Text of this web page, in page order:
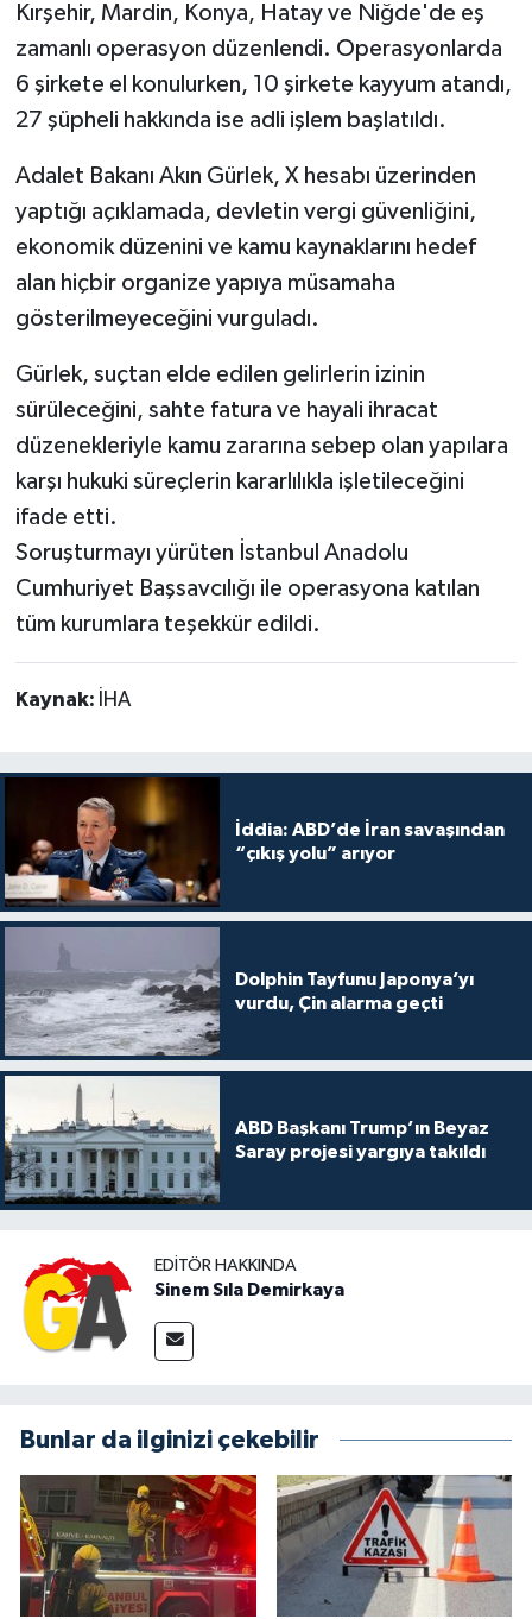
Kırşehir, Mardin, Konya, Hatay ve Niğde'de eş
zamanlı operasyon düzenlendi. Operasyonlarda
6 şirkete el konulurken, 10 şirkete kayyum atandı,
27 şüpheli hakkında ise adli işlem başlatıldı.
Adalet Bakanı Akın Gürlek, X hesabı üzerinden
yaptığı açıklamada, devletin vergi güvenliğini,
ekonomik düzenini ve kamu kaynaklarını hedef
alan hiçbir organize yapıya müsamaha
gösterilmeyeceğini vurguladı.
Gürlek, suçtan elde edilen gelirlerin izinin
sürüleceğini, sahte fatura ve hayali ihracat
düzenekleriyle kamu zararına sebep olan yapılara
karşı hukuki süreçlerin kararlılıkla işletileceğini
ifade etti.
Soruşturmayı yürüten İstanbul Anadolu
Cumhuriyet Başsavcılığı ile operasyona katılan
tüm kurumlara teşekkür edildi.
Kaynak: İHA
İddia: ABD’de İran savaşından
“çıkış yolu” arıyor
Dolphin Tayfunu Japonya’yı
vurdu, Çin alarma geçti
ABD Başkanı Trump’ın Beyaz
Saray projesi yargıya takıldı
EDITÖR HAKKINDA
Sinem Sıla Demirkaya
Bunlar da ilginizi çekebilir